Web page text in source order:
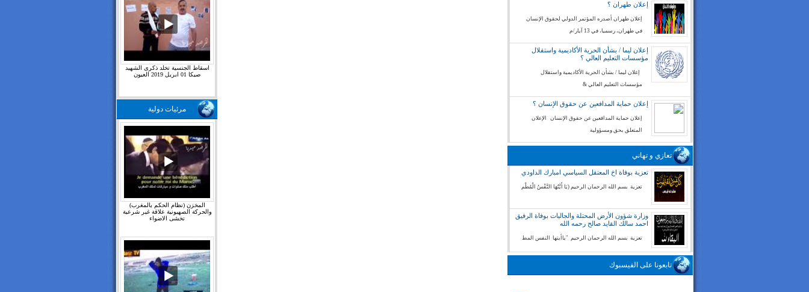
إعلان طهران ؟
إعلان طهران أصدره المؤتمر الدولي لحقوق الإنسان
في طهران، رسميا، في 13 آيار/م
إعلان ليما / بشأن الحرية الأكاديمية واستقلال
مؤسسات التعليم العالي ؟
إعلان ليما / بشأن الحرية الأكاديمية واستقلال
مؤسسات التعليم العالي &
إعلان حماية المدافعين عن حقوق الإنسان ؟
إعلان حماية المدافعين عن حقوق الإنسان الإعلان
المتعلق بحق ومسؤولية
تعازي و تهاني
تعزية بوفاة اخ المعتقل السياسي امبارك الداودي
تعزية بسم الله الرحمان الرحيم (يَا أَيَّتُهَا النَّفْسُ الْمُطْم
وزارة شؤون الأرض المحتلة والجاليات بوفاة الرفيق
احمد سالك القايد صالح رحمه الله
تعزية بسم الله الرحمان الرحيم "ياأيتها النفس المط
تابعونا على الفيسبوك
اسقاط الجنسية تخلد ذكرى الشهيد
صيكا 01 ابريل 2019 العيون
مرئيات دولية
المخزن (نظام الحكم بالمغرب)
والحركة الصهيونية علاقة غير شرعية
تخشى الاضواء